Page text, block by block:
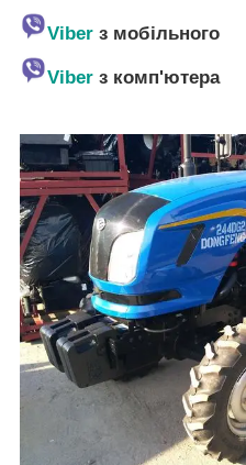
Viber з мобільного
Viber з комп'ютера